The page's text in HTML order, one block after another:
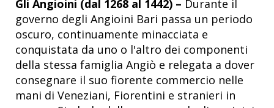
Gli Angioini (dal 1268 al 1442) – Durante il
governo degli Angioini Bari passa un periodo
oscuro, continuamente minacciata e
conquistata da uno o l'altro dei componenti
della stessa famiglia Angiò e relegata a dover
consegnare il suo fiorente commercio nelle
mani di Veneziani, Fiorentini e stranieri in